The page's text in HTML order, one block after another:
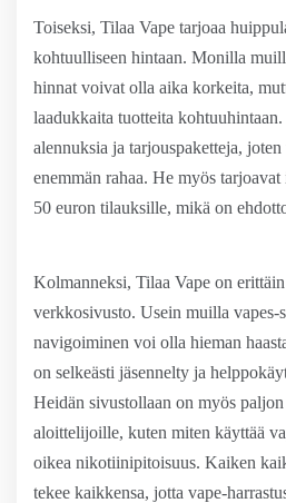
Toiseksi, Tilaa Vape tarjoaa
kohtuulliseen hintaan. Monilla
hinnat voivat olla aika korkeita,
laadukkaita tuotteita
alennuksia ja tarjouspaketteja, joten
enemmän rahaa. He myös
50 euron tilauksille, mikä on
Kolmanneksi, Tilaa Vape on
verkkosivusto. Usein muilla vapes-
navigoiminen voi olla hieman
on selkeästi jäsennelty ja
Heidän sivustollaan on myös
aloittelijoille, kuten miten käyttää
oikea nikotiinipitoisuus. Kaiken
tekee kaikkensa, jotta vape-